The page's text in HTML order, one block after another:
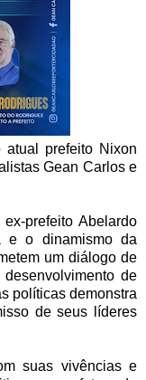
atual prefeito Nixon
Gean Carlos e
prefeito Abelardo
e o dinamismo da
um diálogo de
de
políticas demonstra
de seus líderes
suas vivências e